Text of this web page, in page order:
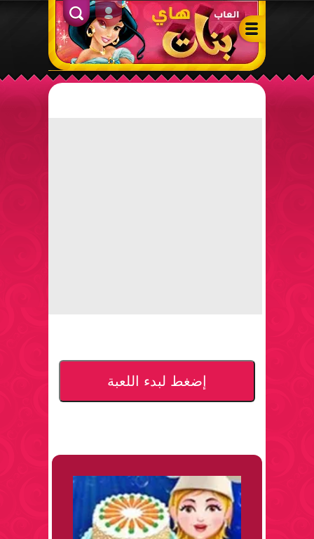
ألعاب بنات هاي – أفضل ألعاب تلبيس، مكياج، طبخ وأنشطة ممتعة
الدخول
إضغط لبدء اللعبة